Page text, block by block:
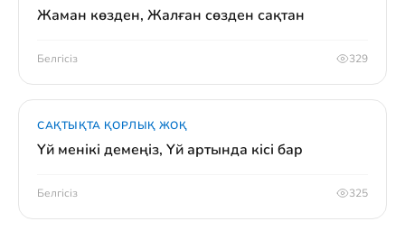
Жаман көзден, Жалған сөзден сақтан
Белгісіз 329
САҚТЫҚТА ҚОРЛЫҚ ЖОҚ
Үй менікі демеңіз, Үй артында кісі бар
Белгісіз 325